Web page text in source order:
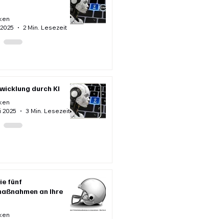
2 Min. Lesezeit
durch KI
2025
3 Min. Lesezeit
fünf
an Ihre